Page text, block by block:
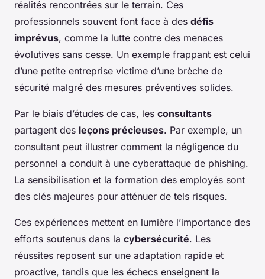
réalités rencontrées sur le terrain. Ces
professionnels souvent font face à des défis
imprévus, comme la lutte contre des menaces
évolutives sans cesse. Un exemple frappant est celui
d’une petite entreprise victime d’une brèche de
sécurité malgré des mesures préventives solides.
Par le biais d’études de cas, les consultants
partagent des leçons précieuses. Par exemple, un
consultant peut illustrer comment la négligence du
personnel a conduit à une cyberattaque de phishing.
La sensibilisation et la formation des employés sont
des clés majeures pour atténuer de tels risques.
Ces expériences mettent en lumière l’importance des
efforts soutenus dans la cybersécurité. Les
réussites reposent sur une adaptation rapide et
proactive, tandis que les échecs enseignent la